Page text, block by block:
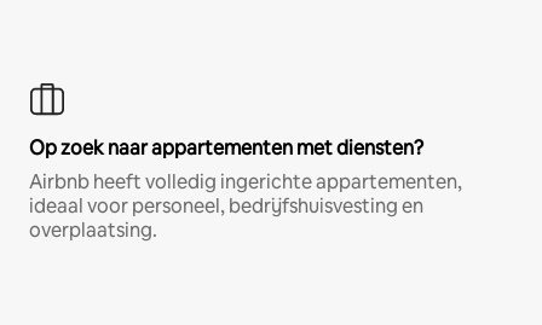
Op zoek naar appartementen met diensten?
Airbnb heeft volledig ingerichte appartementen,
ideaal voor personeel, bedrijfshuisvesting en
overplaatsing.